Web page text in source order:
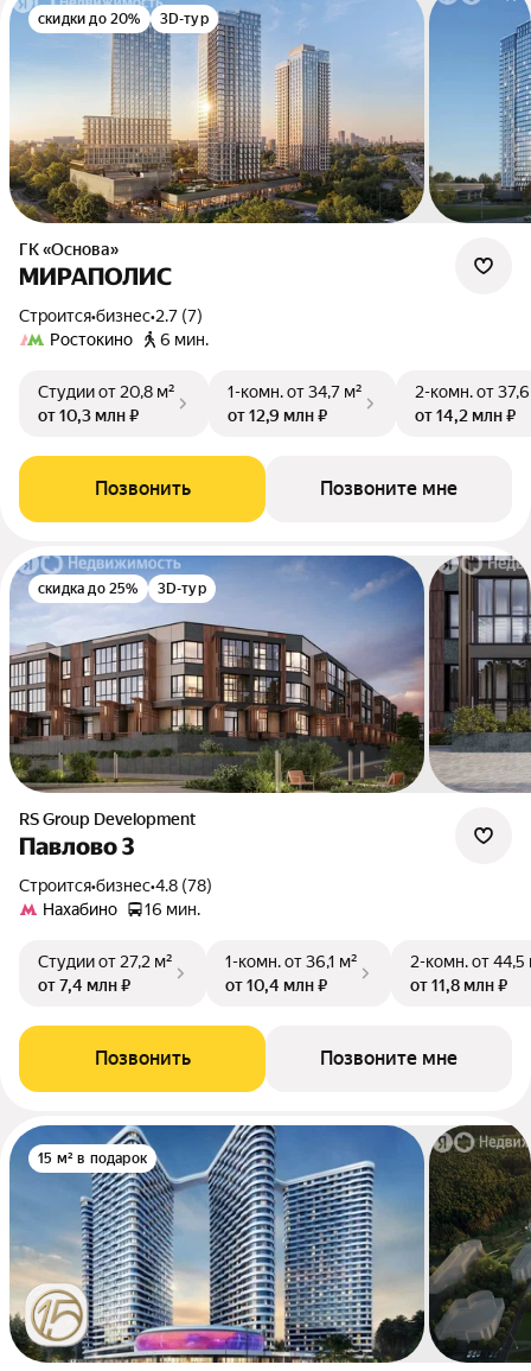
скидки до 20% 3D-тур
ГК «Основа»
МИРАПОЛИС
Строится•бизнес•2.7 (7)
Ростокино
6 мин.
Студииот 20,8 м²
от 10,3 млн ₽
1-комн.от 34,7 м²
от 12,9 млн ₽
2-комн.от
от 14,2 млн ₽
Позвонить Позвоните мне
скидка до 25% 3D-тур
RS Group Development
Павлово 3
Строится•бизнес•4.8 (78)
Нахабино
16 мин.
Студииот 27,2 м²
от 7,4 млн ₽
1-комн.от 36,1 м²
от 10,4 млн ₽
2-комн.от 44,5
от 11,8 млн ₽
Позвонить Позвоните мне
15 м² в подарок